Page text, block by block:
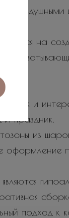
воздушными
на
и
праздник.
из
оформление
подход к